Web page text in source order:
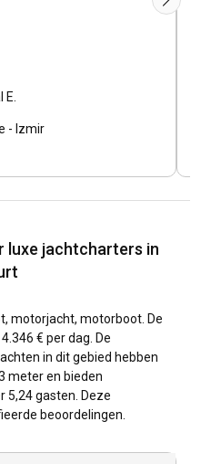
E.
- Izmir
luxe jachtcharters in
motorjacht, motorboot. De
€ per dag. De
in dit gebied hebben
meter en bieden
5,24 gasten. Deze
beoordelingen.